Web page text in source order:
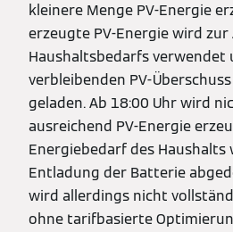
kleinere Menge PV-Energie
erzeugte PV-Energie wird zur
Haushaltsbedarfs verwendet
verbleibenden PV-
geladen. Ab 18:00 Uhr wird
ausreichend PV-Energie
Energiebedarf des
Entladung der Batterie
wird allerdings nicht
ohne tarifbasierte